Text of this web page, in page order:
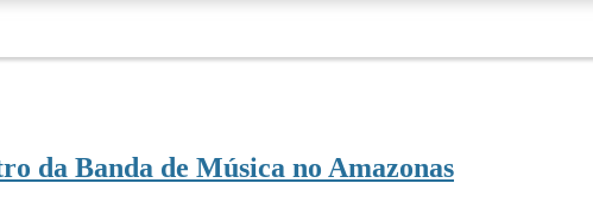
da Banda de Música no Amazonas